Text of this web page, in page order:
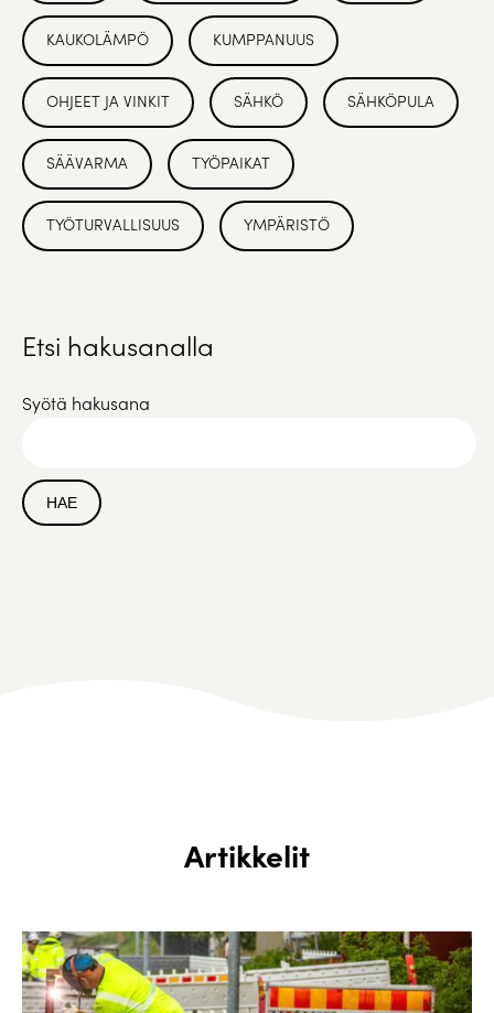
KAUKOLÄMPÖ KUMPPANUUS
OHJEET JA VINKIT SÄHKÖ SÄHKÖPULA
SÄÄVARMA TYÖPAIKAT
TYÖTURVALLISUUS YMPÄRISTÖ
Etsi hakusanalla
Syötä hakusana
Artikkelit